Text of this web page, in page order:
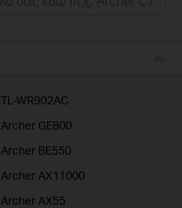
TL-WR902AC
Archer GE800
Archer BE550
Archer AX11000
Archer AX55